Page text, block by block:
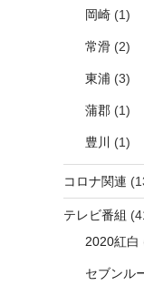
岡崎(1)
常滑(2)
東浦 (3)
蒲郡(1)
豊川 (1)
コロナ関連
テレビ番組
2020紅白
セブンル